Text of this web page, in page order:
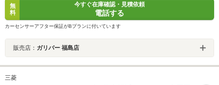
無
料
今すぐ在庫確認・見積依頼
電話する
カーセンサーアフター保証がBプランに付いています
販売店： ガリバー 福島店
三菱